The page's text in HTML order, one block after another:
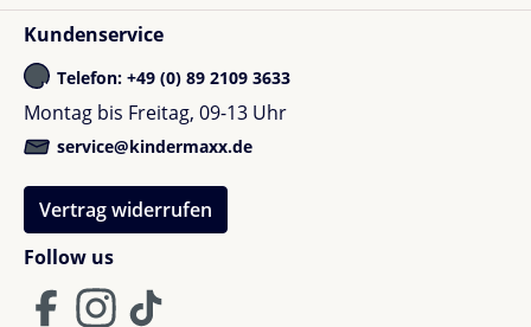
Follow us
Kundenservice
Telefon: +49 (0) 89 2109 3633
Montag bis Freitag, 09-13 Uhr
service@kindermaxx.de
Vertrag widerrufen